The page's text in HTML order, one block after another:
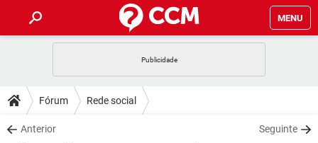
MENU
CELULAR
OUTLOOK
DICAS
JOGOS
DOWNLOADS
Fórum Rede social
Anterior Seguinte